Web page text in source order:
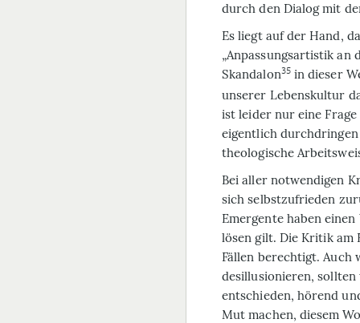
durch den Dialog mit
Es liegt auf der Hand,
„Anpassungsartistik an
Skandalon35in dieser
unserer Lebenskultur
ist leider nur eine
eigentlich durchdringen
theologische
Bei aller notwendigen
sich selbstzufrieden
Emergente haben
lösen gilt. Die Kritik am
Fällen berechtigt. Auch
desillusionieren,
entschieden, hörend
Mut machen, diesem